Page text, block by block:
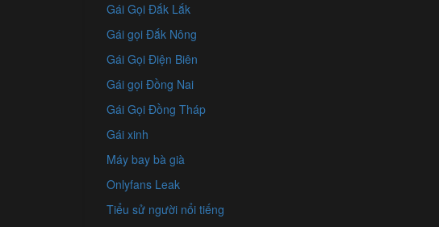
Gái Gọi Đắk Lắk
Gái gọi Đắk Nông
Gái Gọi Điện Biên
Gái gọi Đồng Nai
Gái Gọi Đồng Tháp
Gái xinh
Máy bay bà già
Onlyfans Leak
Tiểu sử người nổi tiếng